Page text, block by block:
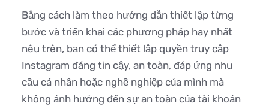
Bằng cách làm theo hướng dẫn thiết lập từng
bước và triển khai các phương pháp hay nhất
nêu trên, bạn có thể thiết lập quyền truy cập
Instagram đáng tin cậy, an toàn, đáp ứng nhu
cầu cá nhân hoặc nghề nghiệp của mình mà
không ảnh hưởng đến sự an toàn của tài khoản